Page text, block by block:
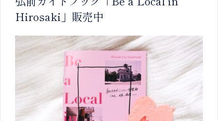
Hirosaki」販売中